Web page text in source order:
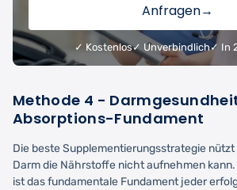
Anfragen→
✓ Kostenlos✓ Unverbindlich✓ In
Methode 4 -
Absorptions-Fundament
Die beste Supplementierungsstrategie nützt
Darm die Nährstoffe nicht aufnehmen
ist das fundamentale Fundament jeder